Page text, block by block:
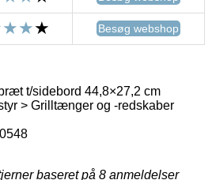
Besøg webshop
t/sidebord 44,8×27,2 cm
> Grilltænger og -redskaber
baseret på 8 anmeldelser